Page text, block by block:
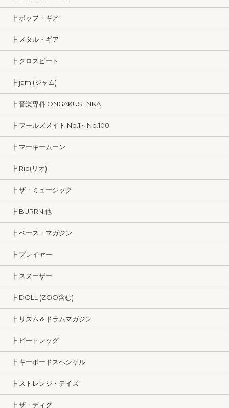
┣ ポップ・ギア
┣ メタル・ギア
┣ クロスビート
┣ jam (ジャム)
┣ 音楽専科 ONGAKUSENKA
┣ フールズメイト No.1～No.100
┣ マーキームーン
┣ Rio(リオ)
┣ ザ・ミュージック
┣ BURRN!他
┣ ベース・マガジン
┣ プレイヤー
┣ スヌーザー
┣ DOLL (ZOO含む)
┣ リズム＆ドラムマガジン
┣ ビートレッグ
┣ キーボードスペシャル
┣ ストレンジ・デイズ
┣ ザ・ディグ